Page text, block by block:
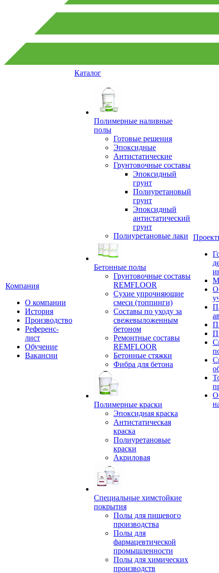
Компания
О компании
История
Производство
Референс-
лист
Обучение
Вакансии
Каталог
Полимерные наливные
полы
Готовые решения
Эпоксидные
Антистатические
Грунтовочные составы
Эпоксидный
грунт
Полиуретановый
грунт
Эпоксидный
антистатический
грунт
Полиуретановые лаки
Бетонные полы
Грунтовочные составы
REMFLOOR
Сухие упрочняющие
смеси (топпинги)
Составы по уходу за
свежевыложенным
бетоном
Ремонтные составы
REMFLOOR
Бетонные стяжки
Фибра для бетона
Полимерные краски
Эпоксидная краска
Антистатическая
краска
Полиуретановые
краски
Акриловая
Специальные химстойкие
покрытия
Полы для пищевого
производства
Полы для
фармацевтической
промышленности
Полы для химических
производств